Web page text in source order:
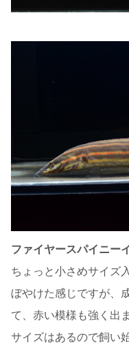
ファイヤースパイニ
ちょっと小さめサイズ
ぼやけた感じですが、
て、赤い模様も強く出
サイズはあるので飼い